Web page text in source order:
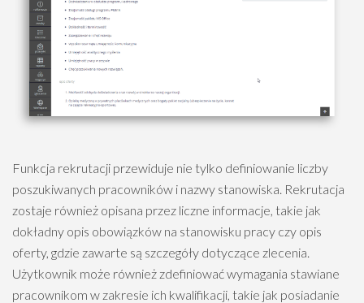
Funkcja rekrutacji przewiduje nie tylko definiowanie liczby
poszukiwanych pracowników i nazwy stanowiska. Rekrutacja
zostaje również opisana przez liczne informacje, takie jak
dokładny opis obowiązków na stanowisku pracy czy opis
oferty, gdzie zawarte są szczegóły dotyczące zlecenia.
Użytkownik może również zdefiniować wymagania stawiane
pracownikom w zakresie ich kwalifikacji, takie jak posiadanie